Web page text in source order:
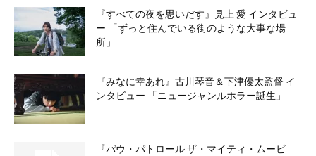
『すべての夜を思いだす』見上 愛 インタビュ
ー 「ずっと住んでいる街のような大事な場
所」
『みなに幸あれ』古川琴音＆下津優太監督 イ
ンタビュー 「ニュージャンルホラー誕生」
『パウ・パトロール ザ・マイティ・ムービ